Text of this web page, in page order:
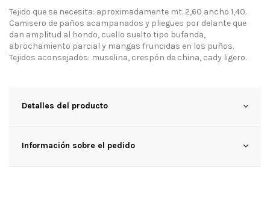
Tejido que se necesita: aproximadamente mt. 2,60 ancho 1,40.
Camisero de paños acampanados y pliegues por delante que
dan amplitud al hondo, cuello suelto tipo bufanda,
abrochamiento parcial y mangas fruncidas en los puños.
Tejidos aconsejados: muselina, crespón de china, cady ligero.
Detalles del producto
Información sobre el pedido